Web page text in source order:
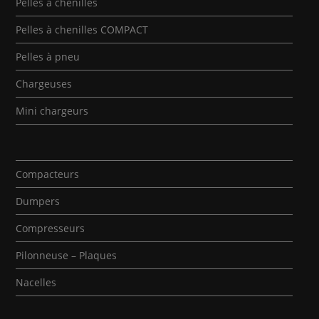
Pelles à chenilles COMPACT
Pelles à pneu
Chargeuses
Mini chargeurs
Compacteurs
Dumpers
Compresseurs
Pilonneuse – Plaques
Nacelles